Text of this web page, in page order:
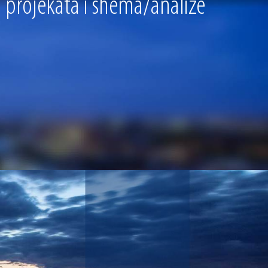
i shema/analize